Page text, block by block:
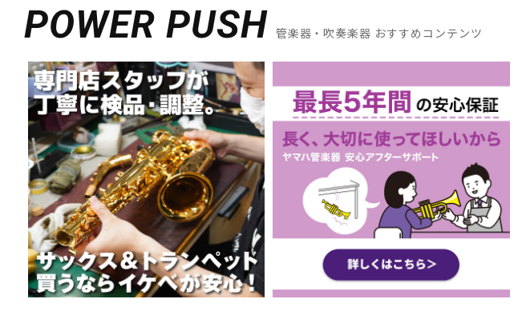
POWER PUSH 管楽器・吹奏楽器 おすすめコンテンツ